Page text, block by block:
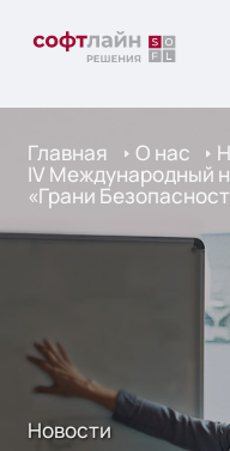
Главная О нас
IV Международный
«Грани
Новости